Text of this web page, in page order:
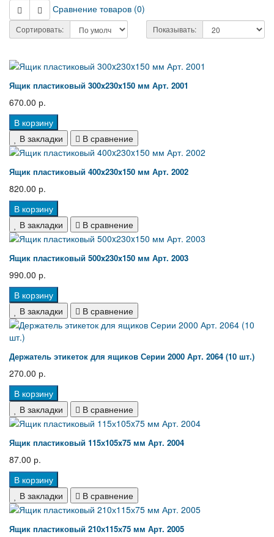
Сравнение товаров (0)
Сортировать: Показывать:
Ящик пластиковый 300x230x150 мм Арт. 2001
670.00 р.
В корзину
В закладки
В сравнение
Ящик пластиковый 400x230x150 мм Арт. 2002
820.00 р.
В корзину
В закладки
В сравнение
Ящик пластиковый 500x230x150 мм Арт. 2003
990.00 р.
В корзину
В закладки
В сравнение
Держатель этикеток для ящиков Серии 2000 Арт. 2064 (10 шт.)
270.00 р.
В корзину
В закладки
В сравнение
Ящик пластиковый 115х105x75 мм Арт. 2004
87.00 р.
В корзину
В закладки
В сравнение
Ящик пластиковый 210х115х75 мм Арт. 2005